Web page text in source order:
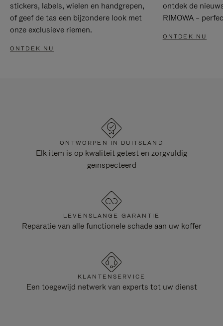
stickers, labels, wielen en handgrepen,
of geef de tas een bijzondere look met
onze exclusieve riemen.
ONTDEK NU
ontdek de
RIMOWA –
ONTDEK NU
ONTWORPEN IN DUITSLAND
Elk item is op kwaliteit getest en zorgvuldig
geïnspecteerd
LEVENSLANGE GARANTIE
Reparatie van alle functionele schade aan uw koffer
KLANTENSERVICE
Een toegewijd netwerk van experts tot uw dienst